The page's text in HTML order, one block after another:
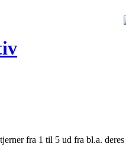
fra 1 til 5 ud fra bl.a.